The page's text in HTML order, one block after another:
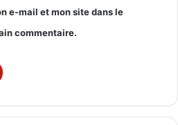
e-mail et mon site dans le
commentaire.